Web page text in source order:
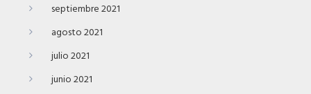
septiembre 2021
agosto 2021
julio 2021
junio 2021